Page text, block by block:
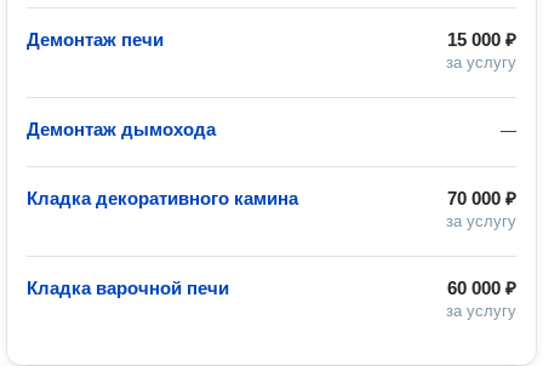
15 000 ₽
за услугу
Демонтаж печи
—
Демонтаж дымохода
70 000 ₽
за услугу
Кладка декоративного камина
60 000 ₽
за услугу
Кладка варочной печи